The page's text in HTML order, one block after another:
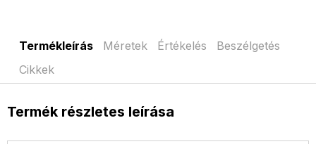
Termékleírás Méretek Értékelés
Beszélgetés
Cikkek
Termék részletes leírása